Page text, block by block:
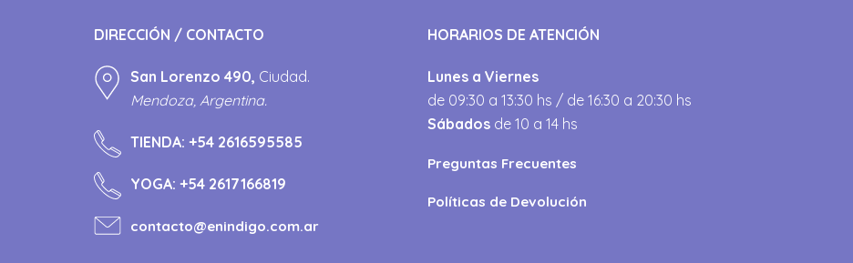
DIRECCIÓN / CONTACTO
San Lorenzo 490, Ciudad.
Mendoza, Argentina.
TIENDA: +54 2616595585
YOGA: +54 2617166819
contacto@enindigo.com.ar
HORARIOS DE ATENCIÓN
Lunes a Viernes
de 09:30 a 13:30 hs / de 16:30 a 20:30 hs
Sábados de 10 a 14 hs
Preguntas Frecuentes
Políticas de Devolución